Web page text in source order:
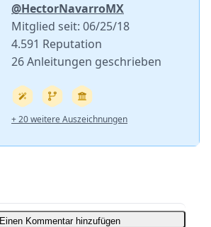
@HectorNavarroMX
Mitglied seit: 06/25/18
4.591 Reputation
26 Anleitungen geschrieben
+ 20 weitere Auszeichnungen
Einen Kommentar hinzufügen